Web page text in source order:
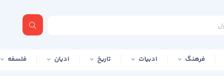
فرهنگ ادبیات تاریخ ادیان فلسفه